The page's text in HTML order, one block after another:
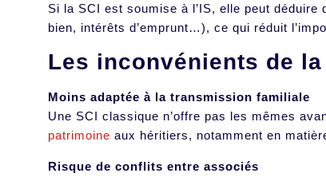
Si la SCI est soumise à l’IS, elle peut
bien, intérêts d’emprunt…), ce qui réduit
Les inconvénients de
Moins adaptée à la transmission familiale
Une SCI classique n’offre pas les mêmes
patrimoine aux héritiers, notamment en
Risque de conflits entre associés